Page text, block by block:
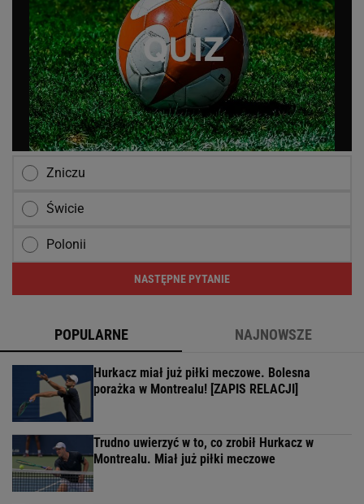
Zniczu
Świcie
Polonii
NASTĘPNE PYTANIE
POPULARNE NAJNOWSZE
Hurkacz miał już piłki meczowe. Bolesna
porażka w Montrealu! [ZAPIS RELACJI]
Trudno uwierzyć w to, co zrobił Hurkacz w
Montrealu. Miał już piłki meczowe